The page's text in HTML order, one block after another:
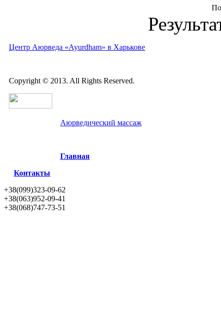
Центр Аюрведа «Ayurdham» в Харькове
Copyright © 2013. All Rights Reserved.
Аюрведический массаж
Главная
Контакты
+38(099)323-09-62
+38(063)952-09-41
+38(068)747-73-51